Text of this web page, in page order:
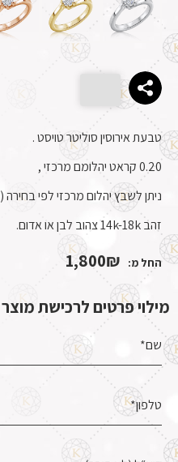
טבעת אירוסין סוליטר טויסט .
0.20 קראט יהלומם מרכזי ,
ניתן לשבץ יהלום מרכזי לפי בחירה ( 0.25 0.40 0.60 0.80 וכו..).
זהב 14k-18k צהוב לבן או אדום.
החל מ: 1,800₪
מילוי פרטים לרכישת מוצר